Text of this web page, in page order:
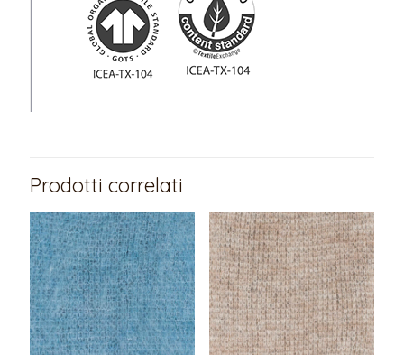
Prodotti correlati